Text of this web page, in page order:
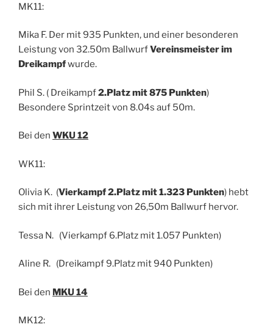
MK11:
Mika F. Der mit 935 Punkten, und einer besonderen
Leistung von 32.50m BallwurfVereinsmeister im
Dreikampfwurde.
Phil S. ( Dreikampf2.Platz mit 875 Punkten)
Besondere Sprintzeit von 8.04s auf 50m.
Bei den WKU 12
WK11:
Olivia K. (Vierkampf 2.Platz mit 1.323 Punkten) hebt
sich mit ihrer Leistung von 26,50m Ballwurf hervor.
Tessa N. (Vierkampf 6.Platz mit 1.057 Punkten)
Aline R. (Dreikampf 9.Platz mit 940 Punkten)
Bei den MKU 14
MK12: